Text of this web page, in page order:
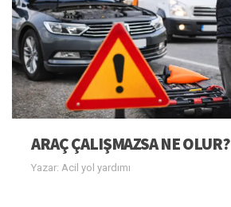
ARAÇ ÇALIŞMAZSA NE OLUR?
Yazar: Acil yol yardımı